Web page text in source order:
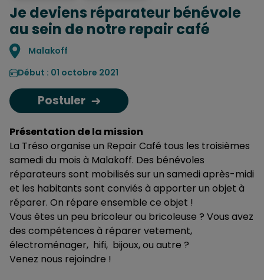
Je deviens réparateur bénévole
au sein de notre repair café
Localisation
Malakoff
Début : 01 octobre 2021
Postuler
Présentation de la mission
La Tréso organise un Repair Café tous les troisièmes
samedi du mois à Malakoff. Des bénévoles
réparateurs sont mobilisés sur un samedi après-midi
et les habitants sont conviés à apporter un objet à
réparer. On répare ensemble ce objet !
Vous êtes un peu bricoleur ou bricoleuse ? Vous avez
des compétences à réparer vetement,
électroménager, hifi, bijoux, ou autre ?
Venez nous rejoindre !